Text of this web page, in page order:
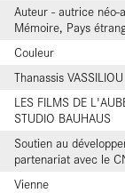
Auteur - autrice néo-
Mémoire, Pays
Couleur
Thanassis VASSILIOU
LES FILMS DE
STUDIO BAUHAUS
Soutien au
partenariat avec le
Vienne